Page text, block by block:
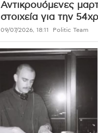
Αντικρουόμενες
στοιχεία για την
09/07/2026, 18:11 Politic Team